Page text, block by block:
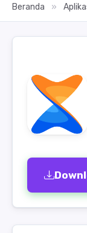
Beranda »